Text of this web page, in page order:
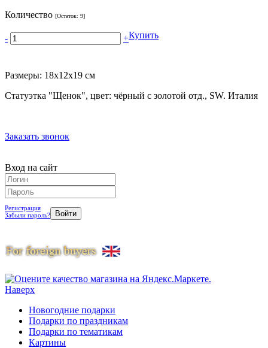
Количество [Остаток: 9]
- +Купить
Размеры: 18х12х19 см
Статуэтка "Щенок", цвет: чёрный с золотой отд., SW. Италия
Заказать звонок
Вход на сайт
Регистрация
Забыли пароль?
Наверх
Новогодние подарки
Подарки по праздникам
Подарки по тематикам
Картины